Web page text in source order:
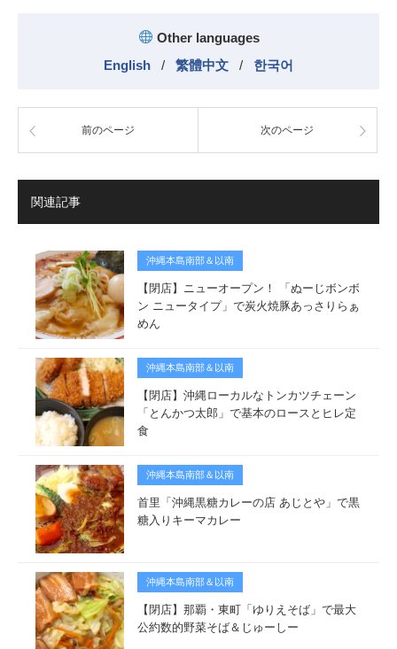
Other languages
English
/ 繁體中文 / 한국어
前のページ 次のページ
関連記事
沖縄本島南部＆以南
【閉店】ニューオープン！ 「ぬーじボンボ
ン ニュータイプ」で炭火焼豚あっさりらぁ
めん
沖縄本島南部＆以南
【閉店】沖縄ローカルなトンカツチェーン
「とんかつ太郎」で基本のロースとヒレ定
食
沖縄本島南部＆以南
首里「沖縄黒糖カレーの店 あじとや」で黒
糖入りキーマカレー
沖縄本島南部＆以南
【閉店】那覇・東町「ゆりえそば」で最大
公約数的野菜そば＆じゅーしー